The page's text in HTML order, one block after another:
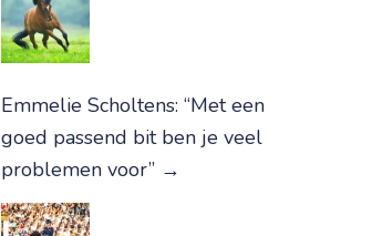
Emmelie Scholtens: “Met een
goed passend bit ben je veel
problemen voor” →